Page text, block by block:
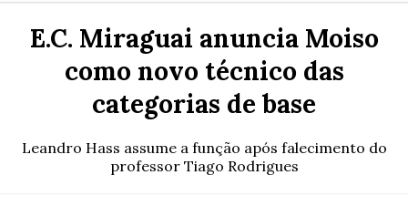
E.C. Miraguai anuncia Moiso
como novo técnico das
categorias de base
Leandro Hass assume a função após falecimento do
professor Tiago Rodrigues